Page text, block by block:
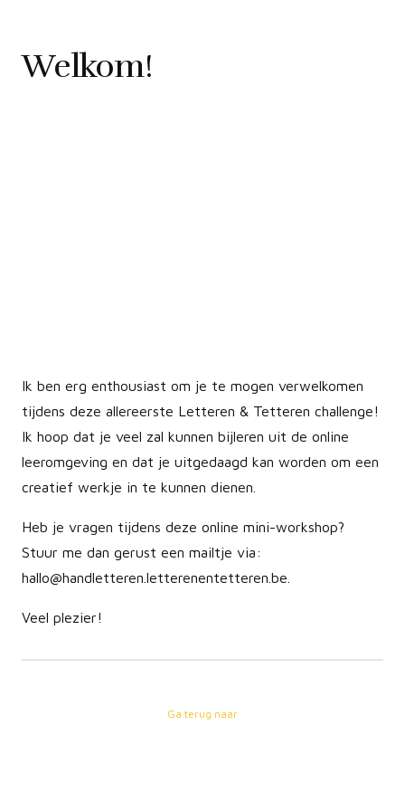
Welkom!
Ik ben erg enthousiast om je te mogen verwelkomen
tijdens deze allereerste Letteren & Tetteren challenge!
Ik hoop dat je veel zal kunnen bijleren uit de online
leeromgeving en dat je uitgedaagd kan worden om een
creatief werkje in te kunnen dienen.
Heb je vragen tijdens deze online mini-workshop?
Stuur me dan gerust een mailtje via:
hallo@handletteren.letterenentetteren.be.
Veel plezier!
Ga terug naar